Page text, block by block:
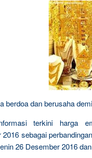
berdoa dan berusaha
terkini harga
2016 sebagai
26 Desember 2016